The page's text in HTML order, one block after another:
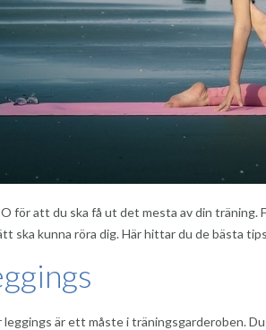
för att du ska få ut det mesta av din
ska kunna röra dig. Här hittar du de bästa
är ett måste i träningsgarderoben.